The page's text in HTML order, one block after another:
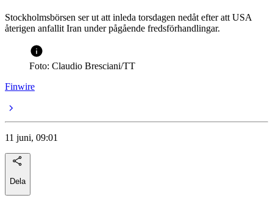
Stockholmsbörsen ser ut att inleda torsdagen nedåt efter att USA
återigen anfallit Iran under pågående fredsförhandlingar.
Foto: Claudio Bresciani/TT
Finwire
11 juni, 09:01
Dela